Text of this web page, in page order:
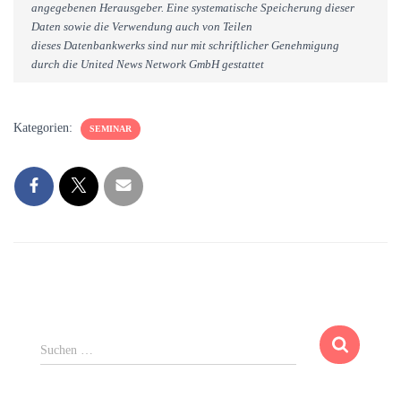
angegebenen Herausgeber. Eine systematische Speicherung dieser
Daten sowie die Verwendung auch von Teilen
dieses Datenbankwerks sind nur mit schriftlicher Genehmigung
durch die United News Network GmbH gestattet
Kategorien: SEMINAR
S
u
Suchen …